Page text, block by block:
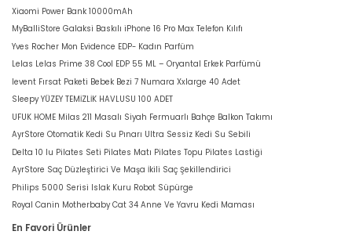
Xiaomi Power Bank 10000mAh
MyBalliStore Galaksi Baskılı iPhone 16 Pro Max Telefon Kılıfı
Yves Rocher Mon Evidence EDP- Kadın Parfüm
Lelas Lelas Prime 38 Cool EDP 55 ML – Oryantal Erkek Parfümü
levent Fırsat Paketi Bebek Bezi 7 Numara Xxlarge 40 Adet
Sleepy YÜZEY TEMİZLİK HAVLUSU 100 ADET
UFUK HOME Milas 211 Masalı Siyah Fermuarlı Bahçe Balkon Takımı
AyrStore Otomatik Kedi Su Pınarı Ultra Sessiz Kedi Su Sebili
Delta 10 lu Pilates Seti Pilates Matı Pilates Topu Pilates Lastiği
AyrStore Saç Düzleştirici Ve Maşa İkili Saç Şekillendirici
Philips 5000 Serisi Islak Kuru Robot Süpürge
Royal Canin Motherbaby Cat 34 Anne Ve Yavru Kedi Maması
En Favori Ürünler